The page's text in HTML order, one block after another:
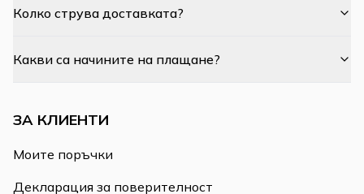
Колко струва доставката?
Какви са начините на плащане?
ЗА КЛИЕНТИ
Моите поръчки
Декларация за поверителност